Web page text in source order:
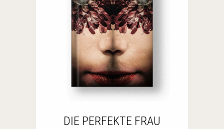
DIE PERFEKTE FRAU